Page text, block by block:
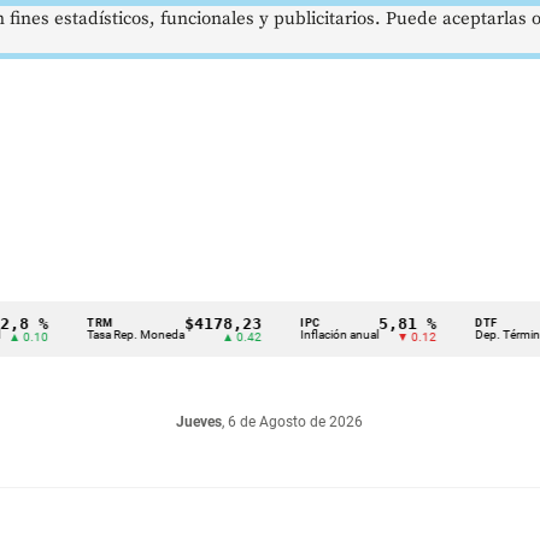
TRM
Tasa Rep. Moneda
$4178,23
▲ 0.42
IPC
Inflación anual
5,81 %
▼ 0.12
DTF
Dep. Término Fijo
Jueves, 6 de Agosto de 2026
estadísticos, funcionales y publicitarios. Puede aceptarlas